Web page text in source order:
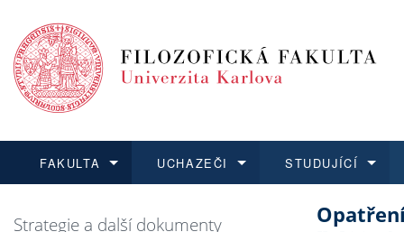
FAKULTA
Struktura
UCHAZEČI
Co
STUDUJÍCÍ
O vědě a
Aktuální
Strategie a další dokumenty